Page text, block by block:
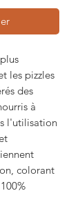
les pizzles
des
à
l'utilisation
colorant